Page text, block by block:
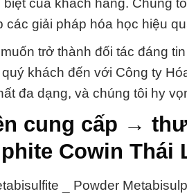
của khách hàng. Chúng
các giải pháp hóa học hiệu
trở thành đối tác đáng
khách đến với Công ty
đa dạng, và chúng tôi hy
cung cấp →
Cowin Thái
_ Powder